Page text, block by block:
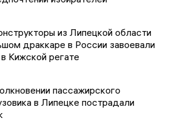
из Липецкой области
драккаре в России завоевали
Кижской регате
пассажирского
в Липецке пострадали